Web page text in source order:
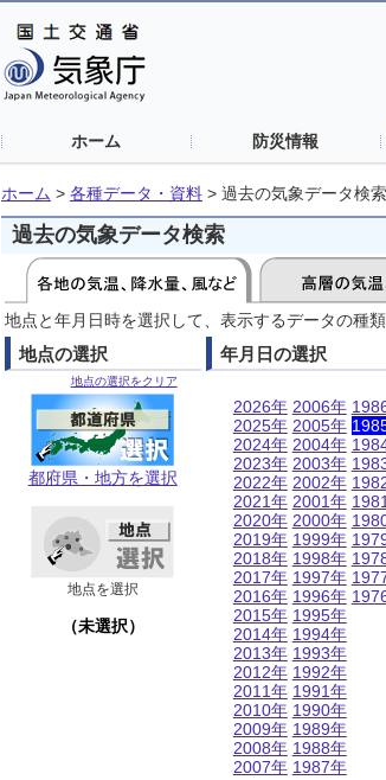
ホーム 防災情報
ホーム > 各種データ・資料 > 過去の気象データ検索
過去の気象データ検索
地点と年月日時を選択して、表示するデータの種
地点の選択
地点の選択をクリア
都府県・地方を選択
地点を選択
（未選択）
年月日の選択
2026年
2025年
2024年
2023年
2022年
2021年
2020年
2019年
2018年
2017年
2016年
2015年
2014年
2013年
2012年
2011年
2010年
2009年
2008年
2007年
2006年
2005年
2004年
2003年
2002年
2001年
2000年
1999年
1998年
1997年
1996年
1995年
1994年
1993年
1992年
1991年
1990年
1989年
1988年
1987年